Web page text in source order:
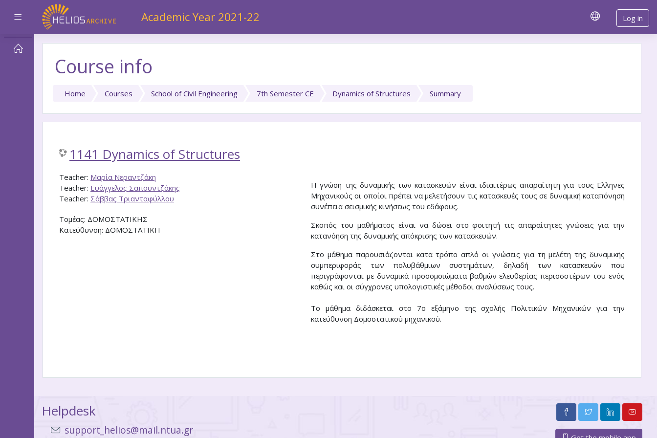
Side panel Academic Year 2021-22 Log in
Skip to main content
Course info
Home Courses School of Civil Engineering 7th Semester CE Dynamics of Structures Summary
1141 Dynamics of Structures
Η γνώση της δυναμικής των κατασκευών είναι ιδιαιτέρως απαραίτητη για τους Ελληνες
Μηχανικούς οι οποίοι πρέπει να μελετήσουν τις κατασκευές τους σε δυναμική καταπόνηση
συνέπεια σεισμικής κινήσεως του εδάφους.
Σκοπός του μαθήματος είναι να δώσει στο φοιτητή τις απαραίτητες γνώσεις για την
κατανόηση της δυναμικής απόκρισης των κατασκευών.
Στο μάθημα παρουσιάζονται κατα τρόπο απλό οι γνώσεις για τη μελέτη της δυναμικής
συμπεριφοράς των πολυβάθμιων συστημάτων, δηλαδή των κατασκευών που
περιγράφονται με δυναμικά προσομοιώματα βαθμών ελευθερίας περισσοτέρων του ενός
καθώς και οι σύγχρονες υπολογιστικές μέθοδοι αναλύσεως τους.
Το μάθημα διδάσκεται στο 7ο εξάμηνο της σχολής Πολιτικών Μηχανικών για την
κατεύθυνση Δομοστατικού μηχανικού.
Teacher: Μαρία Νεραντζάκη
Teacher: Ευάγγελος Σαπουντζάκης
Teacher: Σάββας Τριανταφύλλου
Τομέας: ΔΟΜΟΣΤΑΤΙΚΗΣ
Κατεύθυνση: ΔΟΜΟΣΤΑΤΙΚΗ
Helpdesk
support_helios@mail.ntua.gr